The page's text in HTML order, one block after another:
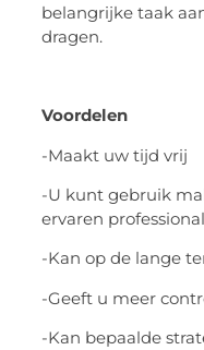
belangrijke taak
dragen.
Voordelen
-Maakt uw tijd vrij
-U kunt gebruik
ervaren
-Kan op de lange
-Geeft u meer
-Kan bepaalde